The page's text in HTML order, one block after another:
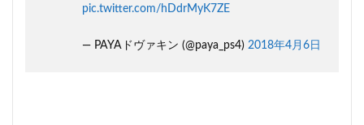
pic.twitter.com/hDdrMyK7ZE
— PAYAドヴァキン (@paya_ps4) 2018年4月6日